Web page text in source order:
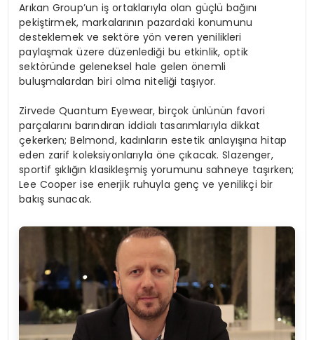
Arıkan Group’un iş ortaklarıyla olan güçlü bağını
pekiştirmek, markalarının pazardaki konumunu
desteklemek ve sektöre yön veren yenilikleri
paylaşmak üzere düzenlediği bu etkinlik, optik
sektöründe geleneksel hale gelen önemli
buluşmalardan biri olma niteliği taşıyor.
Zirvede Quantum Eyewear, birçok ünlünün favori
parçalarını barındıran iddialı tasarımlarıyla dikkat
çekerken; Belmond, kadınların estetik anlayışına hitap
eden zarif koleksiyonlarıyla öne çıkacak. Slazenger,
sportif şıklığın klasikleşmiş yorumunu sahneye taşırken;
Lee Cooper ise enerjik ruhuyla genç ve yenilikçi bir
bakış sunacak.